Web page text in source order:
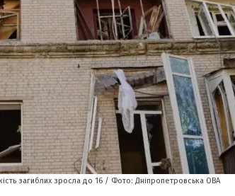
загиблих зросла до 16 / Фото: Дніпропетровська ОВА